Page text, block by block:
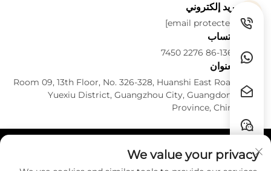
بريد إلكتروني
واتساب
العنوان
Room 09, 13th Floor, No. 326-328, Huanshi East Road,
Yuexiu District, Guangzhou City, Guangdong
Province, China
روابط سريعة
We value your privacy